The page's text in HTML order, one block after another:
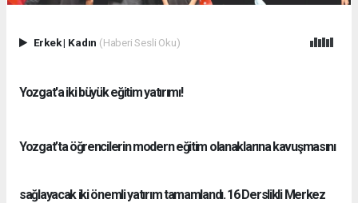
Erkek| Kadın (Haberi Sesli Oku)
Yozgat'a iki büyük eğitim yatırımı!
Yozgat’ta öğrencilerin modern eğitim olanaklarına kavuşmasını
sağlayacak iki önemli yatırım tamamlandı. 16 Derslikli Merkez